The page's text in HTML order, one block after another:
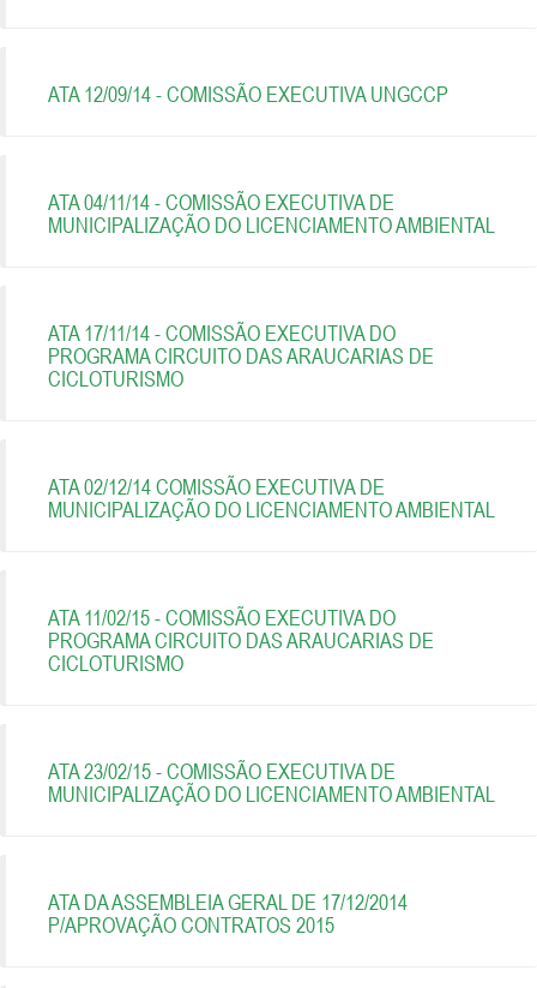
ATA 12/09/14 - COMISSÃO EXECUTIVA UNGCCP
ATA 04/11/14 - COMISSÃO EXECUTIVA DE
MUNICIPALIZAÇÃO DO LICENCIAMENTO AMBIENTAL
ATA 17/11/14 - COMISSÃO EXECUTIVA DO
PROGRAMA CIRCUITO DAS ARAUCARIAS DE
CICLOTURISMO
ATA 02/12/14 COMISSÃO EXECUTIVA DE
MUNICIPALIZAÇÃO DO LICENCIAMENTO AMBIENTAL
ATA 11/02/15 - COMISSÃO EXECUTIVA DO
PROGRAMA CIRCUITO DAS ARAUCARIAS DE
CICLOTURISMO
ATA 23/02/15 - COMISSÃO EXECUTIVA DE
MUNICIPALIZAÇÃO DO LICENCIAMENTO AMBIENTAL
ATA DA ASSEMBLEIA GERAL DE 17/12/2014
P/APROVAÇÃO CONTRATOS 2015